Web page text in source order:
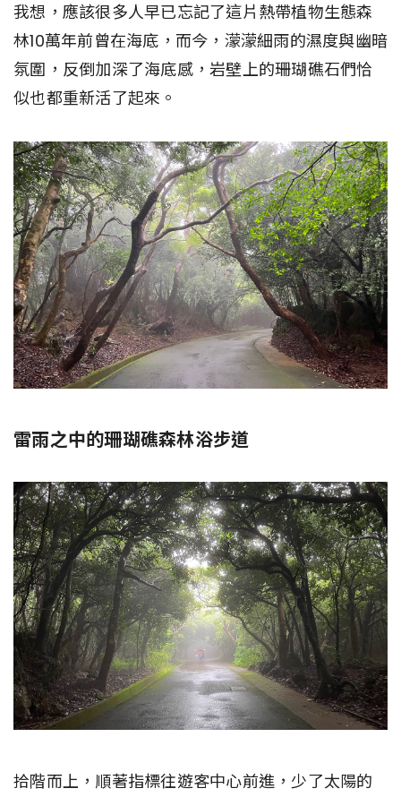
我想，應該很多人早已忘記了這片熱帶植物生態森
林10萬年前曾在海底，而今，濛濛細雨的濕度與幽暗
氛圍，反倒加深了海底感，岩壁上的珊瑚礁石們恰
似也都重新活了起來。
雷雨之中的珊瑚礁森林浴步道
拾階而上，順著指標往遊客中心前進，少了太陽的